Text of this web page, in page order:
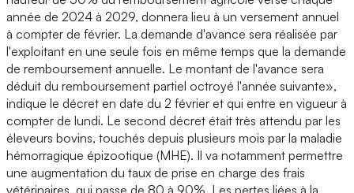
année de 2024 à 2029, donnera lieu à un versement annuel
à compter de février. La demande d'avance sera réalisée par
l'exploitant en une seule fois en même temps que la demande
de remboursement annuelle. Le montant de l'avance sera
déduit du remboursement partiel octroyé l'année suivante»,
indique le décret en date du 2 février et qui entre en vigueur à
compter de lundi. Le second décret était très attendu par les
éleveurs bovins, touchés depuis plusieurs mois par la maladie
hémorragique épizootique (MHE). Il va notamment permettre
une augmentation du taux de prise en charge des frais
vétérinaires, qui passe de 80 à 90%. Les pertes liées à la